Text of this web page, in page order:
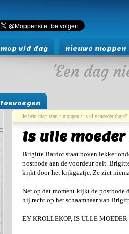
mop v/d dag nieuwe moppen
toevoegen
'Een dag
Je bent hier: start • moppen • is ulle moeder thuis?
Is ulle
Brigitte Bardot staat boven lekker
postbode aan de voordeur belt.
kijkt door het kijkgaatje. Ze ziet
Net op dat moment kijkt de postbode
hij recht op het schaamhaar van
EY KROLLEKOP, IS ULLE MOEDER